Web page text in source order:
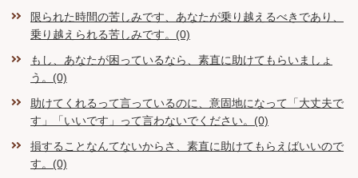
限られた時間の苦しみです、あなたが乗り越えるべきであり、
乗り越えられる苦しみです。(0)
もし、あなたが困っているなら、素直に助けてもらいましょ
う。(0)
助けてくれるって言っているのに、意固地になって「大丈夫で
す」「いいです」って言わないでください。(0)
損することなんてないからさ、素直に助けてもらえばいいので
す。(0)